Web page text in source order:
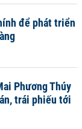
để phát triển
Phương Thúy
trái phiếu tới